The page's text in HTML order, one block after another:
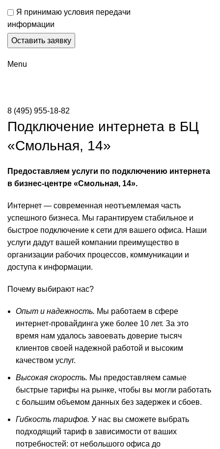
Я принимаю условия передачи
информации
Menu
8 (495) 955-18-82
Подключение интернета в БЦ
«Смольная, 14»
Предоставляем услуги по подключению интернета
в бизнес-центре «Смольная, 14».
Интернет — современная неотъемлемая часть
успешного бизнеса. Мы гарантируем стабильное и
быстрое подключение к сети для вашего офиса. Наши
услуги дадут вашей компании преимущество в
организации рабочих процессов, коммуникации и
доступа к информации.
Почему выбирают нас?
Опыт и надежность. Мы работаем в сфере
интернет-провайдинга уже более 10 лет. За это
время нам удалось завоевать доверие тысяч
клиентов своей надежной работой и высоким
качеством услуг.
Высокая скорость. Мы предоставляем самые
быстрые тарифы на рынке, чтобы вы могли работать
с большим объемом данных без задержек и сбоев.
Гибкость тарифов. У нас вы сможете выбрать
подходящий тариф в зависимости от ваших
потребностей: от небольшого офиса до